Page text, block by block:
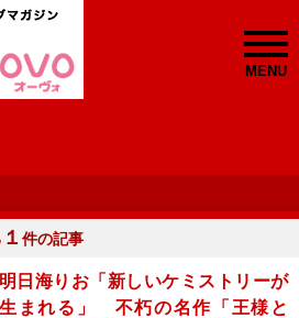
MENU
１ 件の記事
明日海りお「新しいケミストリーが
生まれる」 不朽の名作「王様と